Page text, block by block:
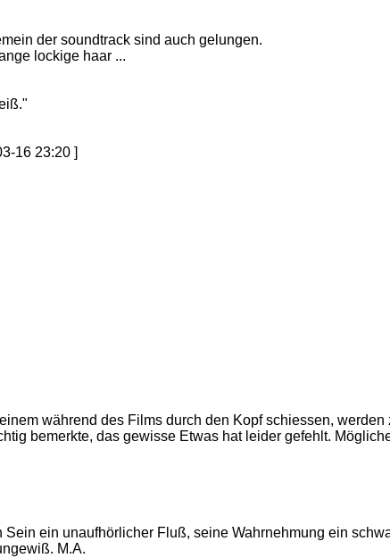
der soundtrack sind auch gelungen.
lockige haar ...
16 23:20 ]
während des Films durch den Kopf schiessen,
bemerkte, das gewisse Etwas hat leider gefehlt.
ein unaufhörlicher Fluß, seine Wahrnehmung ein
M.A.